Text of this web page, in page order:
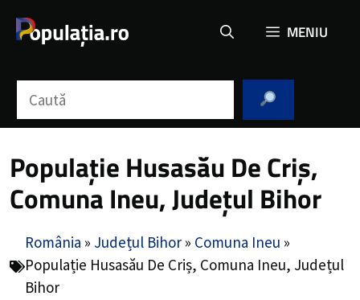
MENIU
Populație Husasău De Criș,
Comuna Ineu, Județul Bihor
România » Județul Bihor » Comuna Ineu »
Populație Husasău De Criș, Comuna Ineu, Județul
Bihor